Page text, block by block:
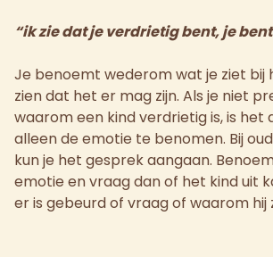
“ik zie dat je verdrietig bent, je
Je benoemt wederom wat je ziet bij
zien dat het er mag zijn. Als je niet
waarom een kind verdrietig is, is het
alleen de emotie te benomen. Bij
kun je het gesprek aangaan.
emotie en vraag dan of het kind uit
er is gebeurd of vraag of waarom hij